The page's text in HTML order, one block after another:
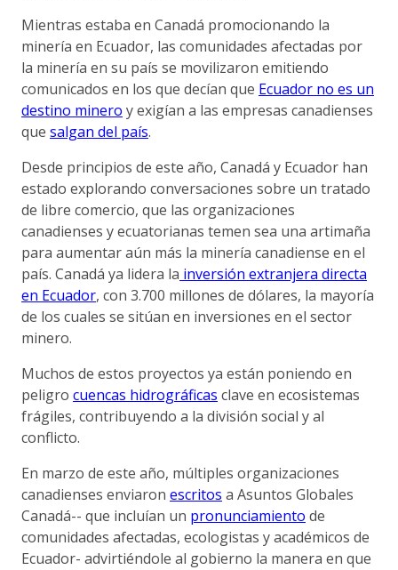
Mientras estaba en Canadá promocionando la
minería en Ecuador, las comunidades afectadas por
la minería en su país se movilizaron emitiendo
comunicados en los que decían que Ecuador no es un
destino minero y exigían a las empresas canadienses
que salgan del país.
Desde principios de este año, Canadá y Ecuador han
estado explorando conversaciones sobre un tratado
de libre comercio, que las organizaciones
canadienses y ecuatorianas temen sea una artimaña
para aumentar aún más la minería canadiense en el
país. Canadá ya lidera la inversión extranjera directa
en Ecuador, con 3.700 millones de dólares, la mayoría
de los cuales se sitúan en inversiones en el sector
minero.
Muchos de estos proyectos ya están poniendo en
peligro cuencas hidrográficas clave en ecosistemas
frágiles, contribuyendo a la división social y al
conflicto.
En marzo de este año, múltiples organizaciones
canadienses enviaron escritos a Asuntos Globales
Canadá-- que incluían un pronunciamiento de
comunidades afectadas, ecologistas y académicos de
Ecuador- advirtiéndole al gobierno la manera en que